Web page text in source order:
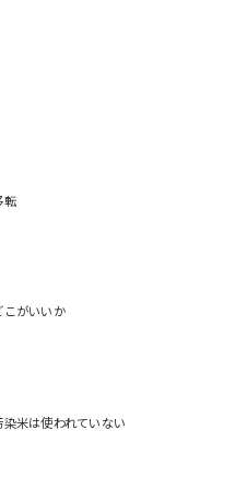
転
こがいいか
米は使われていない